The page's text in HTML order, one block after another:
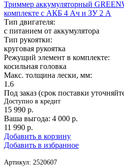
Триммер аккумуляторный
комплекте с АКБ 4 Ач и ЗУ 2 А
Тип двигателя:
с питанием от аккумулятора
Тип рукоятки:
круговая рукоятка
Режущий элемент в комплекте:
косильная головка
Макс. толщина лески, мм:
1.6
Под заказ (срок поставки
Доступно в кредит
15 990 р.
Ваша выгода: 4 000 р.
11 990 р.
Добавить в корзину
Добавить в избранное
Артикул: 2520607